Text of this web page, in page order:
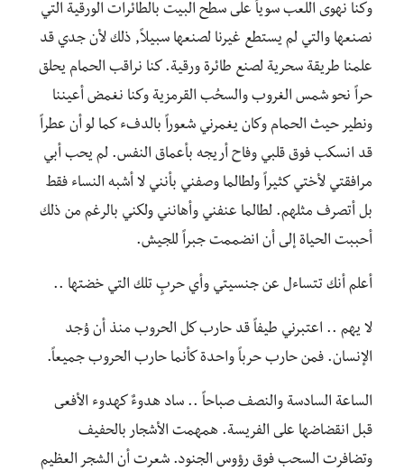
وكنا نهوى اللعب سوياً على سطح البيت بالطائرات الورقية التي
نصنعها والتي لم يستطع غيرنا لصنعها سبيلاً, ذلك لأن جدي قد
علمنا طريقة سحرية لصنع طائرة ورقية. كنا نراقب الحمام يحلق
حراً نحو شمس الغروب والسحُب القرمزية وكنا نغمض أعيننا
ونطير حيث الحمام وكان يغمرني شعوراً بالدفء كما لو أن عطراً
قد انسكب فوق قلبي وفاح أريجه بأعماق النفس. لم يحب أبي
مرافقتي لأختي كثيراً ولطالما وصفني بأنني لا أشبه النساء فقط
بل أتصرف مثلهم. لطالما عنفني وأهانني ولكني بالرغم من ذلك
أحببت الحياة إلى أن انضممت جبراً للجيش.
أعلم أنك تتساءل عن جنسيتي وأي حربٍ تلك التي خضتها ..
لا يهم .. اعتبرني طيفاً قد حارب كل الحروب منذ أن وُجد
الإنسان. فمن حارب حرباً واحدة كأنما حارب الحروب جميعاً.
الساعة السادسة والنصف صباحاً .. ساد هدوءٌ كهدوء الأفعى
قبل انقضاضها على الفريسة. همهمت الأشجار بالحفيف
وتضافرت السحب فوق رؤوس الجنود. شعرت أن الشجر العظيم